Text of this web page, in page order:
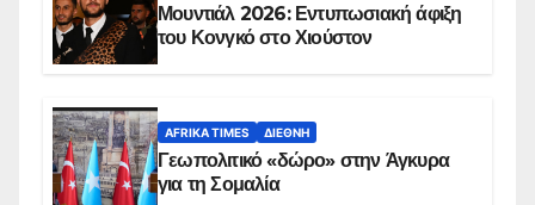
Μουντιάλ 2026: Εντυπωσιακή άφιξη
του Κονγκό στο Χιούστον
AFRIKA TIMES ΔΙΕΘΝΉ
Γεωπολιτικό «δώρο» στην Άγκυρα
για τη Σομαλία